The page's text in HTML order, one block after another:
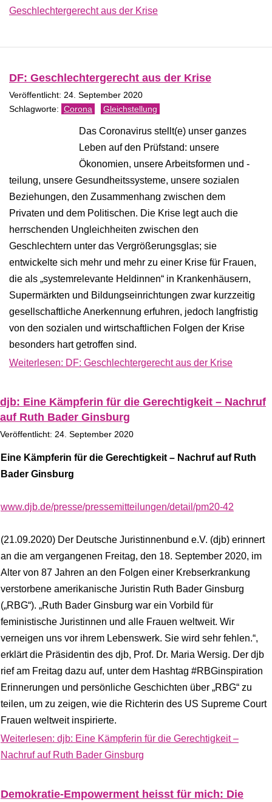
Geschlechtergerecht aus der Krise
DF: Geschlechtergerecht aus der Krise
Veröffentlicht: 24. September 2020
Corona Gleichstellung
Das Coronavirus stellt(e) unser ganzes
Leben auf den Prüfstand: unsere
Ökonomien, unsere Arbeitsformen und -
teilung, unsere Gesundheitssysteme, unsere sozialen
Beziehungen, den Zusammenhang zwischen dem
Privaten und dem Politischen. Die Krise legt auch die
herrschenden Ungleichheiten zwischen den
Geschlechtern unter das Vergrößerungsglas; sie
entwickelte sich mehr und mehr zu einer Krise für Frauen,
die als „systemrelevante Heldinnen“ in Krankenhäusern,
Supermärkten und Bildungseinrichtungen zwar kurzzeitig
gesellschaftliche Anerkennung erfuhren, jedoch langfristig
von den sozialen und wirtschaftlichen Folgen der Krise
besonders hart getroffen sind.
Weiterlesen: DF: Geschlechtergerecht aus der Krise
djb: Eine Kämpferin für die Gerechtigkeit – Nachruf
auf Ruth Bader Ginsburg
Veröffentlicht: 24. September 2020
Eine Kämpferin für die Gerechtigkeit – Nachruf auf Ruth
Bader Ginsburg
www.djb.de/presse/pressemitteilungen/detail/pm20-42
(21.09.2020) Der Deutsche Juristinnenbund e.V. (djb) erinnert
an die am vergangenen Freitag, den 18. September 2020, im
Alter von 87 Jahren an den Folgen einer Krebserkrankung
verstorbene amerikanische Juristin Ruth Bader Ginsburg
(„RBG“). „Ruth Bader Ginsburg war ein Vorbild für
feministische Juristinnen und alle Frauen weltweit. Wir
verneigen uns vor ihrem Lebenswerk. Sie wird sehr fehlen.“,
erklärt die Präsidentin des djb, Prof. Dr. Maria Wersig. Der djb
rief am Freitag dazu auf, unter dem Hashtag #RBGinspiration
Erinnerungen und persönliche Geschichten über „RBG“ zu
teilen, um zu zeigen, wie die Richterin des US Supreme Court
Frauen weltweit inspirierte.
Weiterlesen: djb: Eine Kämpferin für die Gerechtigkeit –
Nachruf auf Ruth Bader Ginsburg
Demokratie-Empowerment heisst für mich: Die